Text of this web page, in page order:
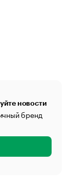
новости
бренд